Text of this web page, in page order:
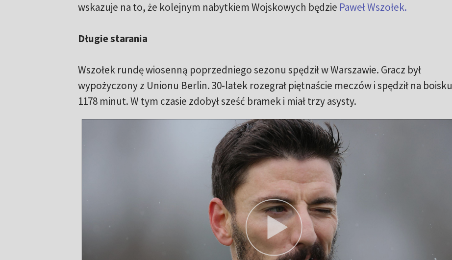
wskazuje na to, że kolejnym nabytkiem Wojskowych będzie Paweł Wszołek.
Długie starania
Wszołek rundę wiosenną poprzedniego sezonu spędził w Warszawie. Gracz był
wypożyczony z Unionu Berlin. 30-latek rozegrał piętnaście meczów i spędził na boisku
1178 minut. W tym czasie zdobył sześć bramek i miał trzy asysty.